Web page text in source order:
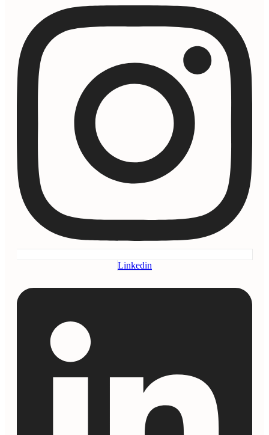
Linkedin